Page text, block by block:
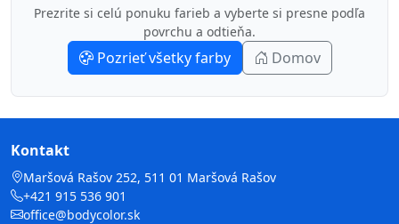
Prezrite si celú ponuku farieb a vyberte si presne podľa
povrchu a odtieňa.
Pozrieť všetky farby Domov
Kontakt
Maršová Rašov 252, 511 01 Maršová Rašov
+421 915 536 901
office@bodycolor.sk